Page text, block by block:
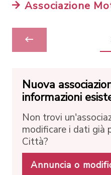
Associazione
Nuova
informazioni
Non trovi
modificare i dati già
Città?
Annuncia o